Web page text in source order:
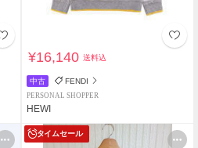
¥16,140送料込
中古 FENDI
PERSONAL SHOPPER
HEWI
タイムセール